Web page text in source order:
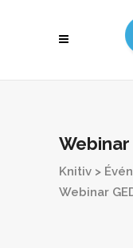
Knitiv >
Webinar